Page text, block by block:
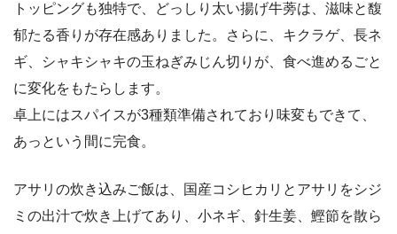
トッピングも独特で、どっしり太い揚げ牛蒡は、滋味と馥
郁たる香りが存在感ありました。さらに、キクラゲ、長ネ
ギ、シャキシャキの玉ねぎみじん切りが、食べ進めるごと
に変化をもたらします。
卓上にはスパイスが3種類準備されており味変もできて、
あっという間に完食。
アサリの炊き込みご飯は、国産コシヒカリとアサリをシジ
ミの出汁で炊き上げてあり、小ネギ、針生姜、鰹節を散ら